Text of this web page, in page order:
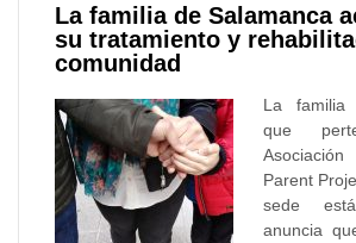
La familia de Salamanca
su tratamiento y
comunidad
La familia
que
Parent
sede
anuncia